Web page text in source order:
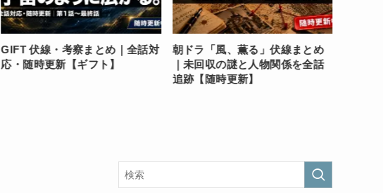
GIFT 伏線・考察まとめ｜全話対
応・随時更新【ギフト】
朝ドラ「風、薫る」伏線まとめ
｜未回収の謎と人物関係を全話
追跡【随時更新】